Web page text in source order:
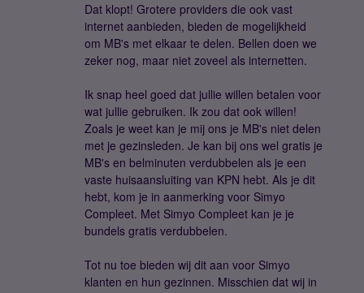
Dat klopt! Grotere providers die ook vast
internet aanbieden, bieden de mogelijkheid
om MB's met elkaar te delen. Bellen doen we
zeker nog, maar niet zoveel als internetten.
Ik snap heel goed dat jullie willen betalen voor
wat jullie gebruiken. Ik zou dat ook willen!
Zoals je weet kan je mij ons je MB's niet delen
met je gezinsleden. Je kan bij ons wel gratis je
MB's en belminuten verdubbelen als je een
vaste huisaansluiting van KPN hebt. Als je dit
hebt, kom je in aanmerking voor Simyo
Compleet. Met Simyo Compleet kan je je
bundels gratis verdubbelen.
Tot nu toe bieden wij dit aan voor Simyo
klanten en hun gezinnen. Misschien dat wij in